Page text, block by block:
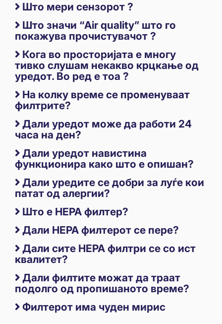
Што мери сензорот ?
Што значи “Air quality” што го
покажува прочистувачот ?
Кога во просторијата е многу
тивко слушам некакво крцкање од
уредот. Во ред е тоа ?
На колку време се променуваат
филтрите?
Дали уредот може да работи 24
часа на ден?
Дали уредот навистина
функционира како што е опишан?
Дали уредите се добри за луѓе кои
патат од алергии?
Што е HEPA филтер?
Дали HEPA филтерот се пере?
Дали сите HEPA филтри се со ист
квалитет?
Дали филтите можат да траат
подолго од пропишаното време?
Филтерот има чуден мирис